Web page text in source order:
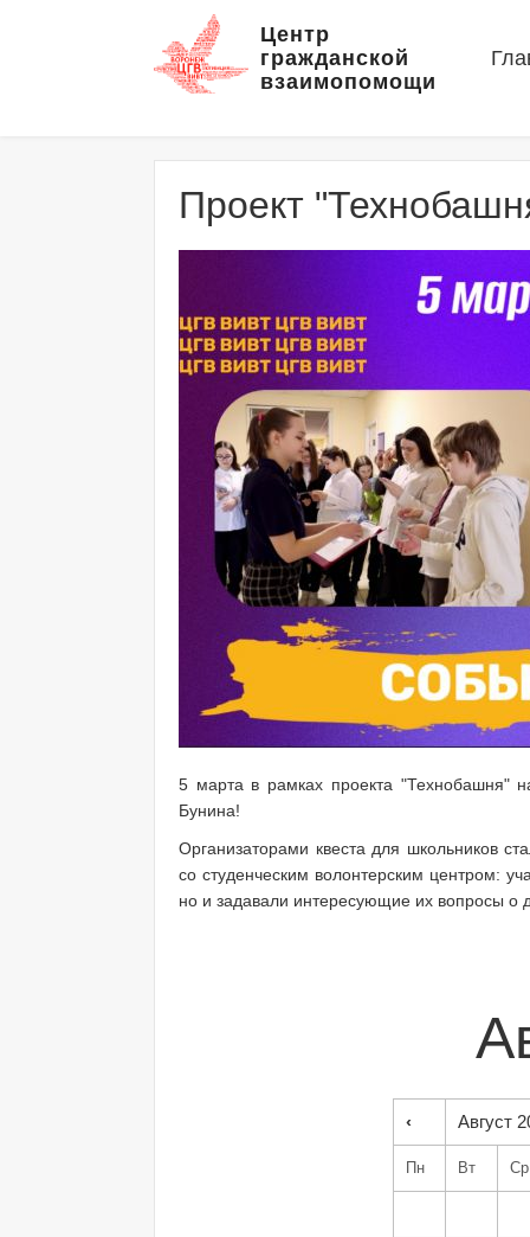
Центр
гражданской
взаимопомощи
Проект
5 марта в рамках проекта "Технобашня"
Бунина!
Организаторами квеста для школьников
со студенческим волонтерским центром:
но и задавали интересующие их вопросы о
‹ Август
Пн Вт Ср